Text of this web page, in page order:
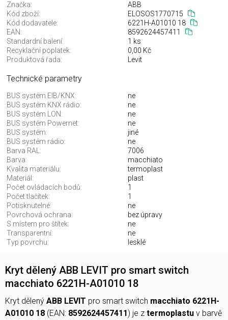
Značka:
ABB
Kód zboží:
ELOSOS1770715
Kód dodavatele:
6221H-A01010 18
EAN:
8592624457411
Standardní balení:
1 ks
Recyklační poplatek:
0,00 Kč
Produktová řada:
Levit
Technické parametry
BUS systém EIB/KNX:
ne
BUS systém KNX rádio:
ne
BUS systém LON:
ne
BUS systém Powernet:
ne
BUS systém:
jiné
BUS systém rádio:
ne
Barva RAL:
7006
Barva:
macchiato
Kvalita materiálu:
termoplast
Materiál:
plast
Počet ovládacích bodů:
1
Počet tlačítek:
1
Potisknutelné:
ne
Povrchová ochrana:
bez úpravy
S místem pro štítek:
ne
Transparentní:
ne
Typ povrchu:
lesklé
Kryt dělený ABB LEVIT pro smart switch
macchiato 6221H-A01010 18
Kryt dělený ABB LEVIT pro smart switch macchiato 6221H-
A01010 18 (EAN: 8592624457411 ) je z termoplastu v barvě